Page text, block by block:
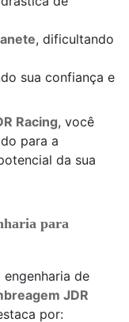
, dificultando
sua confiança e
Racing, você
para a
da sua
para
de
JDR
por: